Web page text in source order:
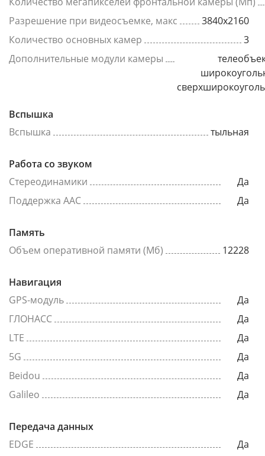
Разрешение при видеосъемке, макс
3840x2160
Количество основных камер
3
Дополнительные модули камеры
Вспышка
Вспышка
тыльная
Работа со звуком
Стереодинамики
Да
Поддержка AAC
Да
Память
Объем оперативной памяти (Мб)
12228
Навигация
GPS-модуль
Да
ГЛОНАСС
Да
LTE
Да
5G
Да
Beidou
Да
Galileo
Да
Передача данных
EDGE
Да